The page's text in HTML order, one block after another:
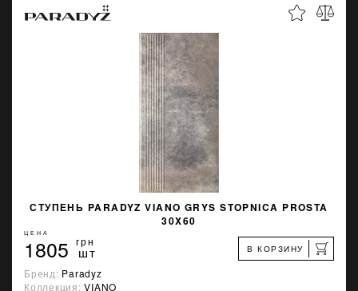
СТУПЕНЬ PARADYZ VIANO GRYS STOPNICA PROSTA
30X60
ЦЕНА
1805 грн
шт В КОРЗИНУ
Бренд: Paradyz
Коллекция:VIANO